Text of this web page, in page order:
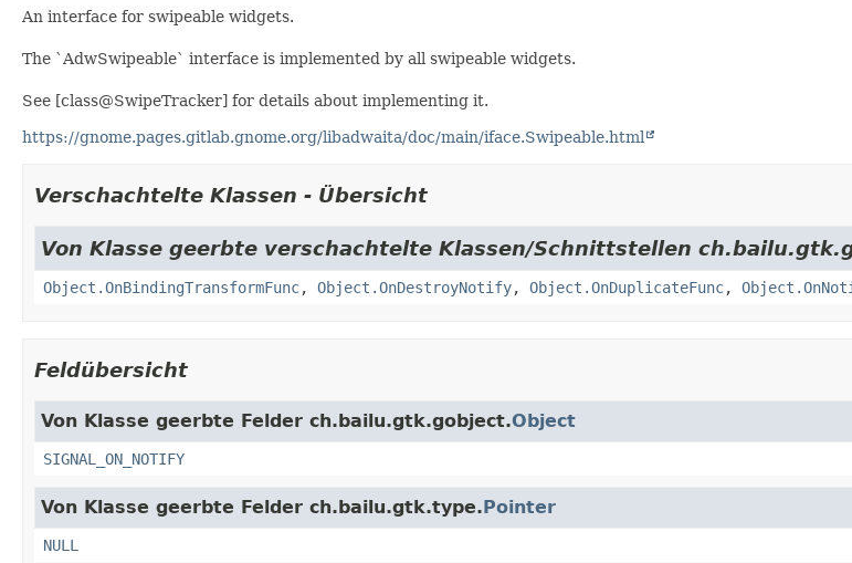
An interface for swipeable widgets.
The `AdwSwipeable` interface is implemented by all swipeable widgets.
See [class@SwipeTracker] for details about implementing it.
https://gnome.pages.gitlab.gnome.org/libadwaita/doc/main/iface.Swipeable.html
Verschachtelte Klassen - Übersicht
Von Klasse geerbte verschachtelte Klassen/Schnittstellen
Object.OnBindingTransformFunc, Object.OnDestroyNotify, Object.OnDuplicateFunc,
Feldübersicht
Von Klasse geerbte Felder ch.bailu.gtk.gobject.Object
SIGNAL_ON_NOTIFY
Von Klasse geerbte Felder ch.bailu.gtk.type.Pointer
NULL